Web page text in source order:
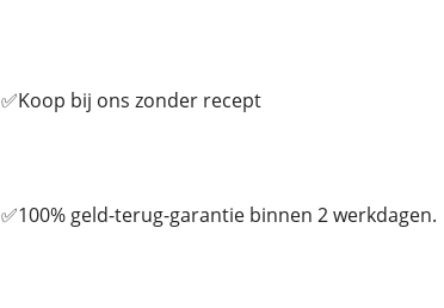
✅Koop bij ons zonder recept
✅100% geld-terug-garantie binnen 2 werkdagen.